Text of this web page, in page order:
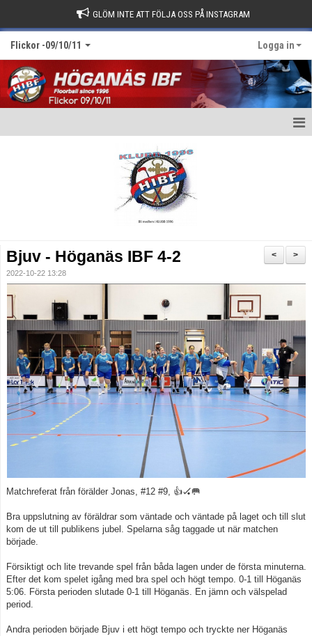
GLÖM INTE ATT FÖLJA OSS PÅ INSTAGRAM
Flickor -09/10/11 Logga in
Kalender
Nyheter
>
<
Bjuv - Höganäs IBF 4-2
2022-10-22 13:28
Matchreferat från förälder Jonas, #12 #9, 👍🏑🥅
Bra uppslutning av föräldrar som väntade och väntade på laget och till slut
kom de ut till publikens jubel. Spelarna såg taggade ut när matchen
började.
Försiktigt och lite trevande spel från båda lagen under de första minuterna.
Efter det kom spelet igång med bra spel och högt tempo. 0-1 till Höganäs
5:06. Första perioden slutade 0-1 till Höganäs. En jämn och välspelad
period.
Andra perioden började Bjuv i ett högt tempo och tryckte ner Höganäs